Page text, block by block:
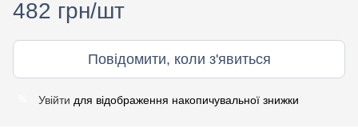
482 грн/шт
Повідомити, коли з'явиться
Увійти для відображення накопичувальної знижки